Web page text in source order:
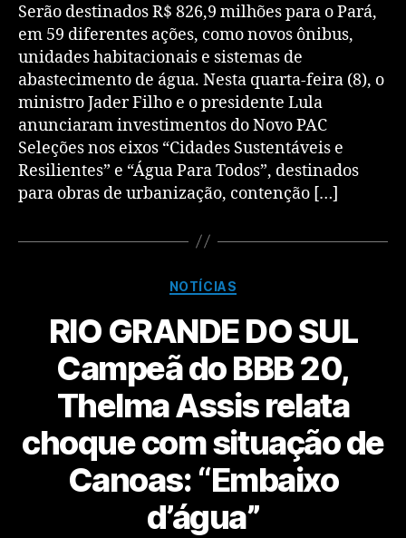
Serão destinados R$ 826,9 milhões para o Pará,
em 59 diferentes ações, como novos ônibus,
unidades habitacionais e sistemas de
abastecimento de água. Nesta quarta-feira (8), o
ministro Jader Filho e o presidente Lula
anunciaram investimentos do Novo PAC
Seleções nos eixos “Cidades Sustentáveis e
Resilientes” e “Água Para Todos”, destinados
para obras de urbanização, contenção […]
NOTÍCIAS
RIO GRANDE DO SUL
Campeã do BBB 20,
Thelma Assis relata
choque com situação de
Canoas: “Embaixo
d’água”